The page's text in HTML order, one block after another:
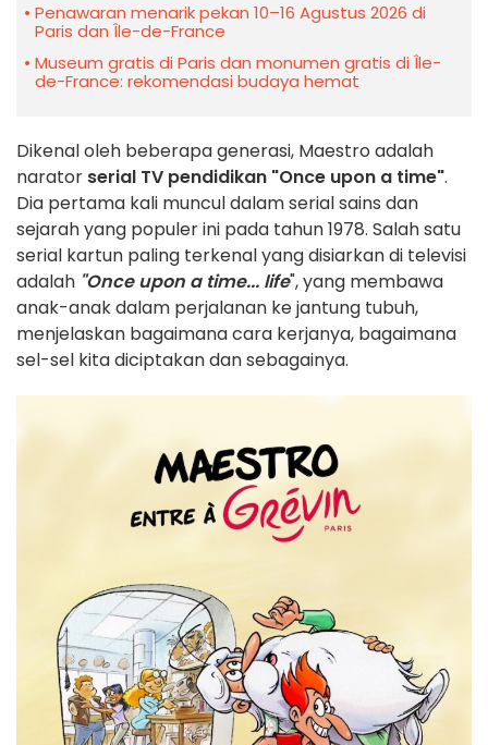
Penawaran menarik pekan 10–16 Agustus 2026 di
Paris dan Île-de-France
Museum gratis di Paris dan monumen gratis di Île-
de-France: rekomendasi budaya hemat
Dikenal oleh beberapa generasi, Maestro adalah
narator serial TV pendidikan "Once upon a time".
Dia pertama kali muncul dalam serial sains dan
sejarah yang populer ini pada tahun 1978. Salah satu
serial kartun paling terkenal yang disiarkan di televisi
adalah "Once upon a time... life", yang membawa
anak-anak dalam perjalanan ke jantung tubuh,
menjelaskan bagaimana cara kerjanya, bagaimana
sel-sel kita diciptakan dan sebagainya.